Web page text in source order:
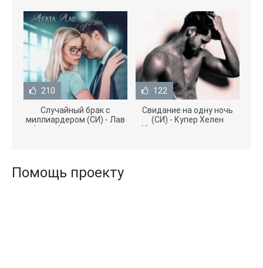
210
Случайный брак с
миллиардером (СИ) - Лав
Агата (полная версия
122
Свидание на одну ночь
(СИ) - Купер Хелен
(бесплатные серии книг
Помощь проекту